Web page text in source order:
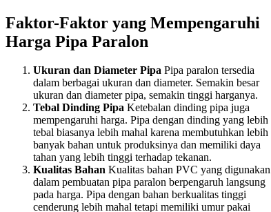
Faktor-Faktor yang Mempengaruhi
Harga Pipa Paralon
Ukuran dan Diameter Pipa Pipa paralon tersedia
dalam berbagai ukuran dan diameter. Semakin besar
ukuran dan diameter pipa, semakin tinggi harganya.
Tebal Dinding Pipa Ketebalan dinding pipa juga
mempengaruhi harga. Pipa dengan dinding yang lebih
tebal biasanya lebih mahal karena membutuhkan lebih
banyak bahan untuk produksinya dan memiliki daya
tahan yang lebih tinggi terhadap tekanan.
Kualitas Bahan Kualitas bahan PVC yang digunakan
dalam pembuatan pipa paralon berpengaruh langsung
pada harga. Pipa dengan bahan berkualitas tinggi
cenderung lebih mahal tetapi memiliki umur pakai